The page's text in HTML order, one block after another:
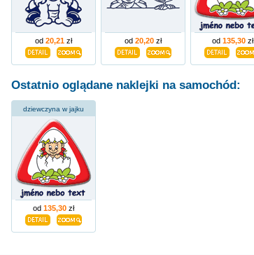
od 20,21zł od 20,20zł od 135,30zł
Ostatnio oglądane naklejki na samochód:
dziewczyna w jajku
od 135,30zł